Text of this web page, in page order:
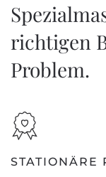
richtigen
Problem.
STATIONÄRE